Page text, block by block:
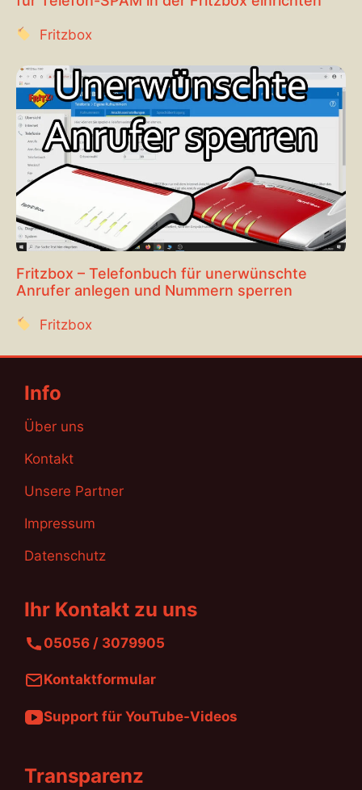
Fritzbox
Fritzbox – Telefonbuch für unerwünschte
Anrufer anlegen und Nummern sperren
Fritzbox
Info
Über uns
Kontakt
Unsere Partner
Impressum
Datenschutz
Ihr Kontakt zu uns
05056 / 3079905
Kontaktformular
Support für YouTube-Videos
Transparenz